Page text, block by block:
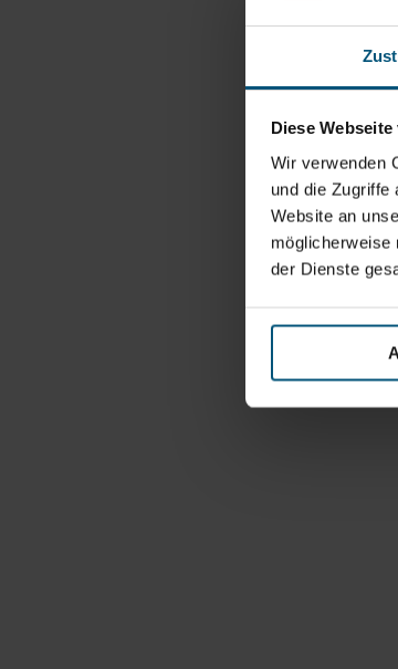
Diese
Wir verwenden
und die Zugriffe
Website an
möglicherweise
der Dienste